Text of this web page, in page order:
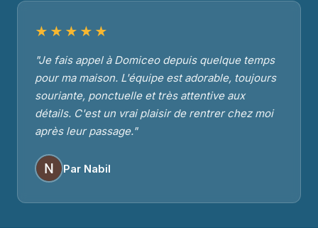
★★★★★
"Je fais appel à Domiceo depuis quelque temps
pour ma maison. L'équipe est adorable, toujours
souriante, ponctuelle et très attentive aux
détails. C'est un vrai plaisir de rentrer chez moi
après leur passage."
Par Nabil